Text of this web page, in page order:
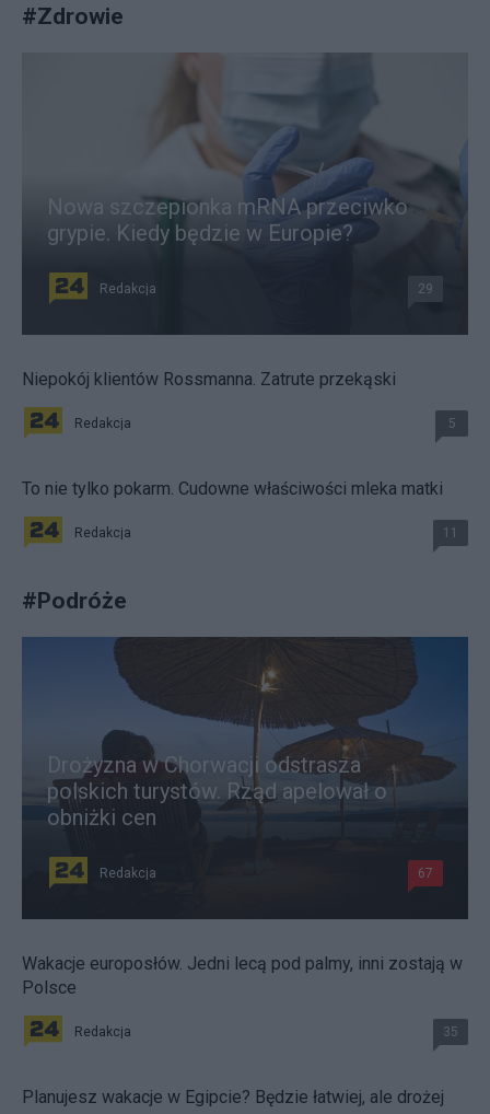
#Zdrowie
Nowa szczepionka mRNA przeciwko
grypie. Kiedy będzie w Europie?
Redakcja 29
Niepokój klientów Rossmanna. Zatrute przekąski
Redakcja 5
To nie tylko pokarm. Cudowne właściwości mleka matki
Redakcja 11
#Podróże
Drożyzna w Chorwacji odstrasza
polskich turystów. Rząd apelował o
obniżki cen
Redakcja 67
Wakacje europosłów. Jedni lecą pod palmy, inni zostają w
Polsce
Redakcja 35
Planujesz wakacje w Egipcie? Będzie łatwiej, ale drożej